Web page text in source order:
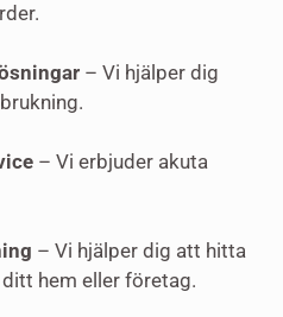
– Vi hjälper dig
– Vi erbjuder akuta
– Vi hjälper dig att hitta
hem eller företag.